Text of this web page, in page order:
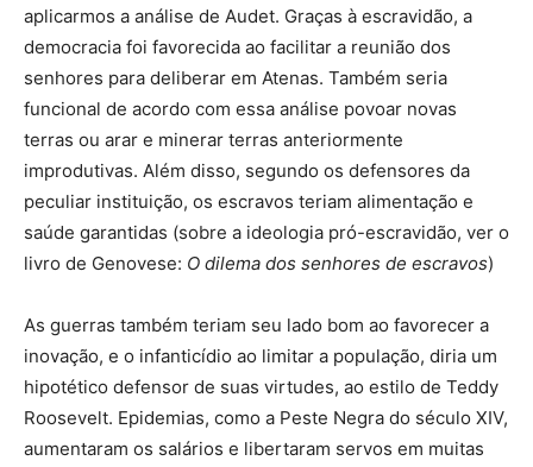
aplicarmos a análise de Audet. Graças à escravidão, a
democracia foi favorecida ao facilitar a reunião dos
senhores para deliberar em Atenas. Também seria
funcional de acordo com essa análise povoar novas
terras ou arar e minerar terras anteriormente
improdutivas. Além disso, segundo os defensores da
peculiar instituição, os escravos teriam alimentação e
saúde garantidas (sobre a ideologia pró-escravidão, ver o
livro de Genovese: O dilema dos senhores de escravos)
As guerras também teriam seu lado bom ao favorecer a
inovação, e o infanticídio ao limitar a população, diria um
hipotético defensor de suas virtudes, ao estilo de Teddy
Roosevelt. Epidemias, como a Peste Negra do século XIV,
aumentaram os salários e libertaram servos em muitas